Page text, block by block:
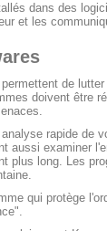
dans des
et les
de
doivent être
rapide de
aussi examiner
plus long. Les
qui protège